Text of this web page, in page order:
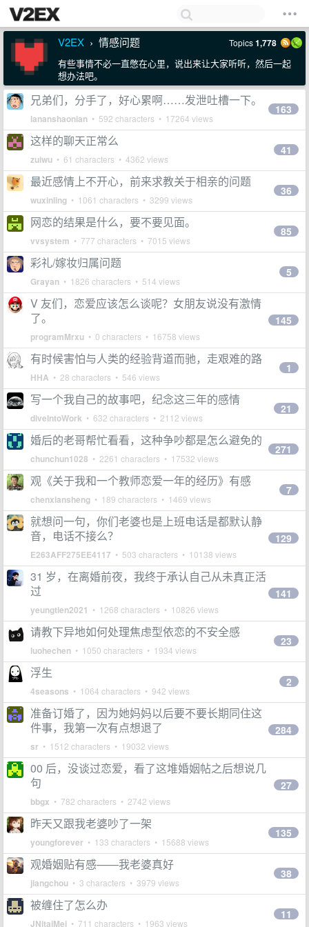
V2EX › 情感问题 Topics1,778
有些事情不必一直憋在心里，说出来让大家听听，然后一起
想办法吧。
兄弟们，分手了，好心累啊……发泄吐槽一下。
lananshaonian • 592 characters • 17264 views
163
这样的聊天正常么
zuiwu • 61 characters • 4362 views
41
最近感情上不开心，前来求教关于相亲的问题
wuxinling • 1061 characters • 3299 views
36
网恋的结果是什么，要不要见面。
vvsystem • 777 characters • 7015 views
85
彩礼/嫁妆归属问题
Grayan • 1826 characters • 514 views
5
V 友们，恋爱应该怎么谈呢？女朋友说没有激情
了。
programMrxu • 0 characters • 16758 views
145
有时候害怕与人类的经验背道而驰，走艰难的路
HHA • 28 characters • 546 views
1
​写一个我自己的故事吧，纪念这三年的感情
diveIntoWork • 632 characters • 2112 views
21
婚后的老哥帮忙看看，这种争吵都是怎么避免的
chunchun1028 • 2261 characters • 17532 views
271
观《关于我和一个教师恋爱一年的经历》有感
chenxiansheng • 189 characters • 1469 views
7
就想问一句，你们老婆也是上班电话是都默认静
音，电话不接么？
E263AFF275EE4117 • 503 characters • 10138 views
129
31 岁，在离婚前夜，我终于承认自己从未真正活
过
yeungtien2021 • 1268 characters • 10826 views
141
请教下异地如何处理焦虑型依恋的不安全感
luohechen • 1050 characters • 1934 views
23
浮生
4seasons • 1064 characters • 942 views
2
准备订婚了，因为她妈妈以后要不要长期同住这
件事，我第一次有点想退了
sr • 1512 characters • 19032 views
284
00 后，没谈过恋爱，看了这堆婚姻帖之后想说几
句
bbgx • 782 characters • 2742 views
27
昨天又跟我老婆吵了一架
youngforever • 133 characters • 15688 views
135
观婚姻贴有感——我老婆真好
jiangchou • 3 characters • 3979 views
38
被缠住了怎么办
JNitaiMei • 711 characters • 1963 views
11